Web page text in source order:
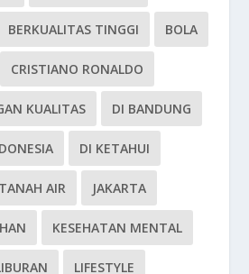
BERKUALITAS TINGGI BOLA
CRISTIANO RONALDO
KUALITAS DI BANDUNG
DI KETAHUI
AIR JAKARTA
KESEHATAN MENTAL
LIFESTYLE